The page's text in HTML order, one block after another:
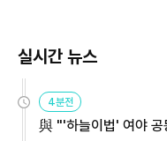
실시간 뉴스
4분전
與 "'하늘이법' 여야